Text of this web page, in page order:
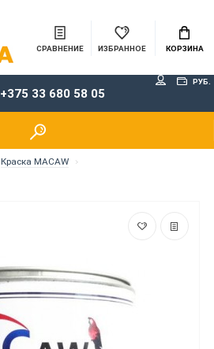
СРАВНЕНИЕ ИЗБРАННОЕ КОРЗИНА
+375 33 680 58 05
РУБ.
Краска MACAW